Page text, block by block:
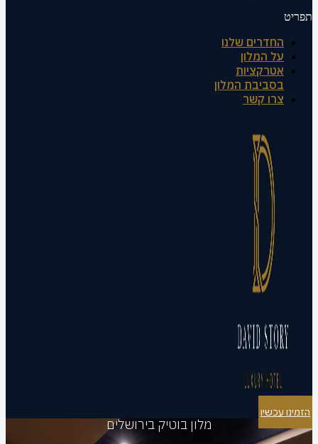
תפריט
החדרים שלנו
על המלון
אטרקציות
בסביבת המלון
צרו קשר
הזמינו עכשיו
מלון בוטיק בירושלים